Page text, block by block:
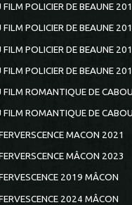
FILM POLICIER DE BEAUNE
FILM POLICIER DE BEAUNE
FILM POLICIER DE BEAUNE
FILM POLICIER DE BEAUNE
FILM ROMANTIQUE DE
FILM ROMANTIQUE DE
MACON 2021
MÂCON 2023
2019 MÂCON
2024 MÂCON